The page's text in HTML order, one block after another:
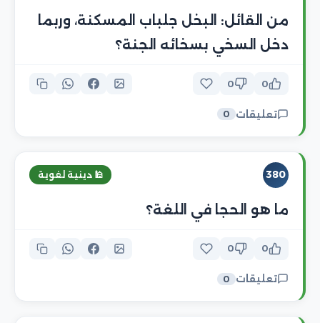
من القائل: البخل جلباب المسكنة، وربما
دخل السخي بسخائه الجنة؟
0
0
تعليقات 0
380 🕌 دينية لغوية
ما هو الحجا في اللغة؟
0
0
تعليقات 0